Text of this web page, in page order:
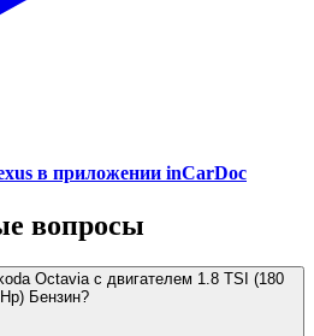
в приложении inCarDoc
вопросы
Octavia с двигателем 1.8 TSI (180
Hp) Бензин?